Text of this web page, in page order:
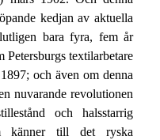
kedjan av aktuella
bara fyra, fem år
Petersburgs textilarbetare
och även om denna
nuvarande revolutionen
och halsstarrig
känner till det ryska